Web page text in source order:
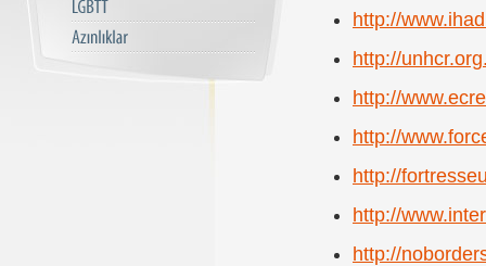
http://
http://
http://
http://
http://
http://
http://